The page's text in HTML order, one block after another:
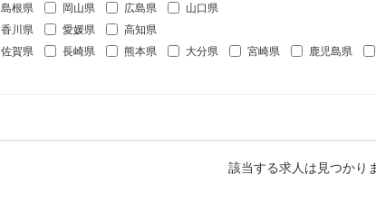
島根県 岡山県 広島県
山口県
香川県 愛媛県
高知県
佐賀県 長崎県 熊本県 大分県 宮崎県 鹿児島県
該当する求人は見つかり